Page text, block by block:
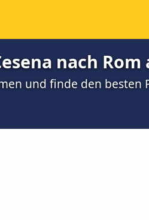
nach Rom
und finde den besten